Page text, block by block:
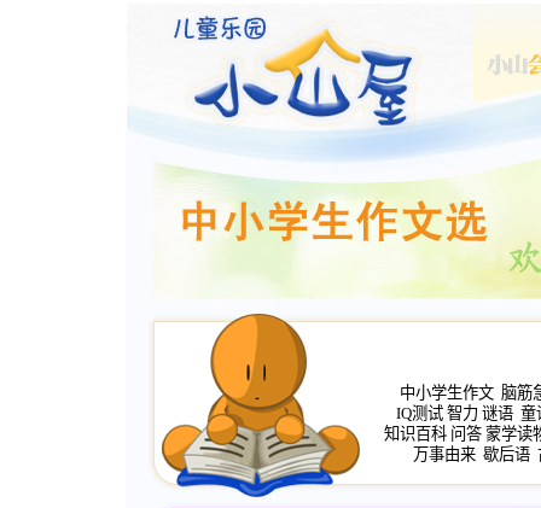
中小学生作文 脑筋
IQ测试 智力 谜语 童
知识百科 问答 蒙学读
万事由来 歇后语